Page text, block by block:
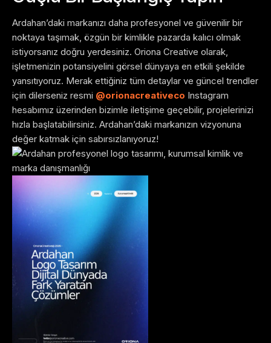
Ardahan’daki markanızı daha profesyonel ve güvenilir bir
noktaya taşımak, özgün bir kimlikle pazarda kalıcı olmak
istiyorsanız doğru yerdesiniz. Oriona Creative olarak,
işletmenizin potansiyelini görsel dünyaya en etkili şekilde
yansıtıyoruz. Merak ettiğiniz tüm detaylar ve güncel trendler
için dilerseniz resmi @orionacreativeco Instagram
hesabımız üzerinden bizimle iletişime geçebilir, projelerinizi
hızla başlatabilirsiniz. Ardahan’daki markanızın vizyonuna
değer katmak için sabırsızlanıyoruz!